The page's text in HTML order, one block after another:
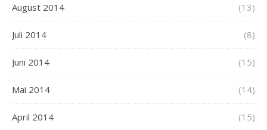
August 2014 (13)
Juli 2014 (8)
Juni 2014 (15)
Mai 2014 (14)
April 2014 (15)